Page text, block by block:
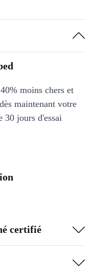
moins chers et
maintenant votre
30 jours d'essai
certifié